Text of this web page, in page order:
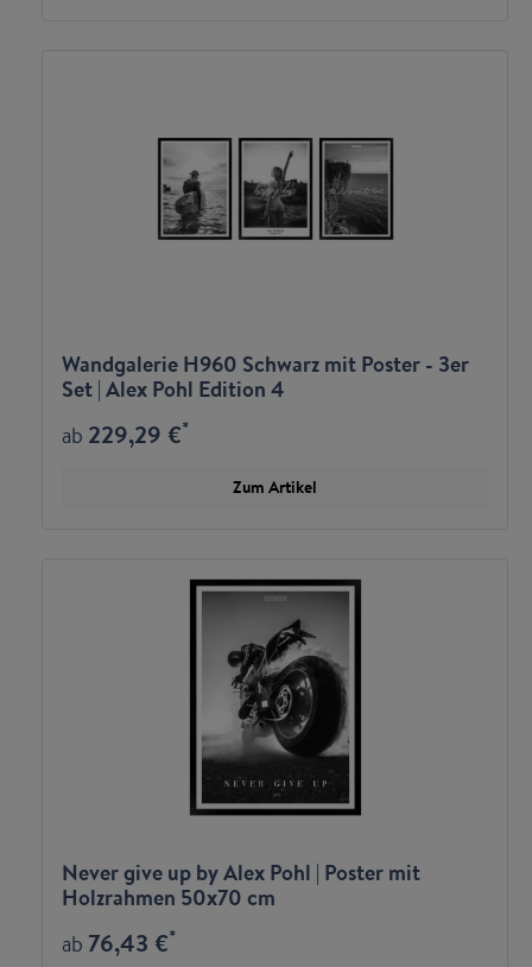
Wandgalerie H960 Schwarz mit Poster - 3er
Set | Alex Pohl Edition 4
ab 229,29 €*
Zum Artikel
Never give up by Alex Pohl | Poster mit
Holzrahmen 50x70 cm
ab 76,43 €*